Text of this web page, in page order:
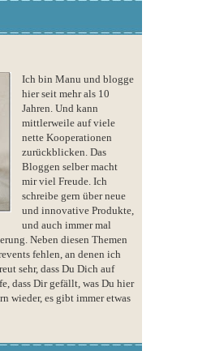
Ich bin Manu und blogge
hier seit mehr als 10
Jahren. Und kann
mittlerweile auf viele
nette Kooperationen
zurückblicken. Das
Bloggen selber macht
mir viel Freude. Ich
schreibe gern über neue
und innovative Produkte,
und auch immer mal
Neben diesen Themen
fehlen, an denen ich
sehr, dass Du Dich auf
dass Dir gefällt, was Du hier
wieder, es gibt immer etwas